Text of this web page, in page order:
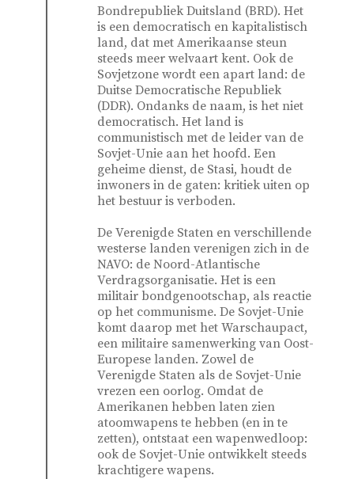
Bondrepubliek Duitsland (BRD). Het
is een democratisch en kapitalistisch
land, dat met Amerikaanse steun
steeds meer welvaart kent. Ook de
Sovjetzone wordt een apart land: de
Duitse Democratische Republiek
(DDR). Ondanks de naam, is het niet
democratisch. Het land is
communistisch met de leider van de
Sovjet-Unie aan het hoofd. Een
geheime dienst, de Stasi, houdt de
inwoners in de gaten: kritiek uiten op
het bestuur is verboden.
De Verenigde Staten en verschillende
westerse landen verenigen zich in de
NAVO: de Noord-Atlantische
Verdragsorganisatie. Het is een
militair bondgenootschap, als reactie
op het communisme. De Sovjet-Unie
komt daarop met het Warschaupact,
een militaire samenwerking van Oost-
Europese landen. Zowel de
Verenigde Staten als de Sovjet-Unie
vrezen een oorlog. Omdat de
Amerikanen hebben laten zien
atoomwapens te hebben (en in te
zetten), ontstaat een wapenwedloop:
ook de Sovjet-Unie ontwikkelt steeds
krachtigere wapens.